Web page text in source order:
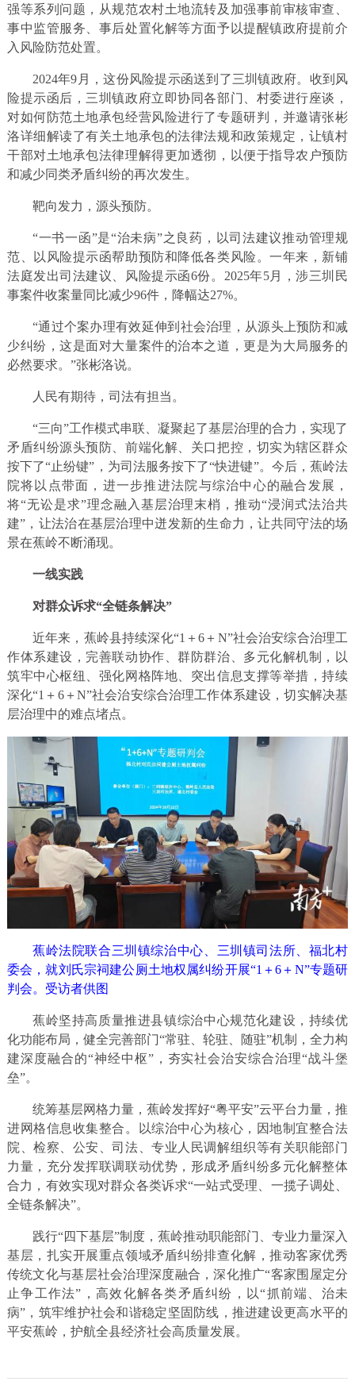
强等系列问题，从规范农村土地流转及加强事前审核审查、
事中监管服务、事后处置化解等方面予以提醒镇政府提前介
入风险防范处置。
2024年9月，这份风险提示函送到了三圳镇政府。收到风
险提示函后，三圳镇政府立即协同各部门、村委进行座谈，
对如何防范土地承包经营风险进行了专题研判，并邀请张彬
洛详细解读了有关土地承包的法律法规和政策规定，让镇村
干部对土地承包法律理解得更加透彻，以便于指导农户预防
和减少同类矛盾纠纷的再次发生。
靶向发力，源头预防。
“一书一函”是“治未病”之良药，以司法建议推动管理规
范、以风险提示函帮助预防和降低各类风险。一年来，新铺
法庭发出司法建议、风险提示函6份。2025年5月，涉三圳民
事案件收案量同比减少96件，降幅达27%。
“通过个案办理有效延伸到社会治理，从源头上预防和减
少纠纷，这是面对大量案件的治本之道，更是为大局服务的
必然要求。”张彬洛说。
人民有期待，司法有担当。
“三向”工作模式串联、凝聚起了基层治理的合力，实现了
矛盾纠纷源头预防、前端化解、关口把控，切实为辖区群众
按下了“止纷键”，为司法服务按下了“快进键”。今后，蕉岭法
院将以点带面，进一步推进法院与综治中心的融合发展，
将“无讼是求”理念融入基层治理末梢，推动“浸润式法治共
建”，让法治在基层治理中迸发新的生命力，让共同守法的场
景在蕉岭不断涌现。
一线实践
对群众诉求“全链条解决”
近年来，蕉岭县持续深化“1＋6＋N”社会治安综合治理工
作体系建设，完善联动协作、群防群治、多元化解机制，以
筑牢中心枢纽、强化网格阵地、突出信息支撑等举措，持续
深化“1＋6＋N”社会治安综合治理工作体系建设，切实解决基
层治理中的难点堵点。
蕉岭法院联合三圳镇综治中心、三圳镇司法所、福北村
委会，就刘氏宗祠建公厕土地权属纠纷开展“1＋6＋N”专题研
判会。受访者供图
蕉岭坚持高质量推进县镇综治中心规范化建设，持续优
化功能布局，健全完善部门“常驻、轮驻、随驻”机制，全力构
建深度融合的“神经中枢”，夯实社会治安综合治理“战斗堡
垒”。
统筹基层网格力量，蕉岭发挥好“粤平安”云平台力量，推
进网格信息收集整合。以综治中心为核心，因地制宜整合法
院、检察、公安、司法、专业人民调解组织等有关职能部门
力量，充分发挥联调联动优势，形成矛盾纠纷多元化解整体
合力，有效实现对群众各类诉求“一站式受理、一揽子调处、
全链条解决”。
践行“四下基层”制度，蕉岭推动职能部门、专业力量深入
基层，扎实开展重点领域矛盾纠纷排查化解，推动客家优秀
传统文化与基层社会治理深度融合，深化推广“客家围屋定分
止争工作法”，高效化解各类矛盾纠纷，以“抓前端、治未
病”，筑牢维护社会和谐稳定坚固防线，推进建设更高水平的
平安蕉岭，护航全县经济社会高质量发展。